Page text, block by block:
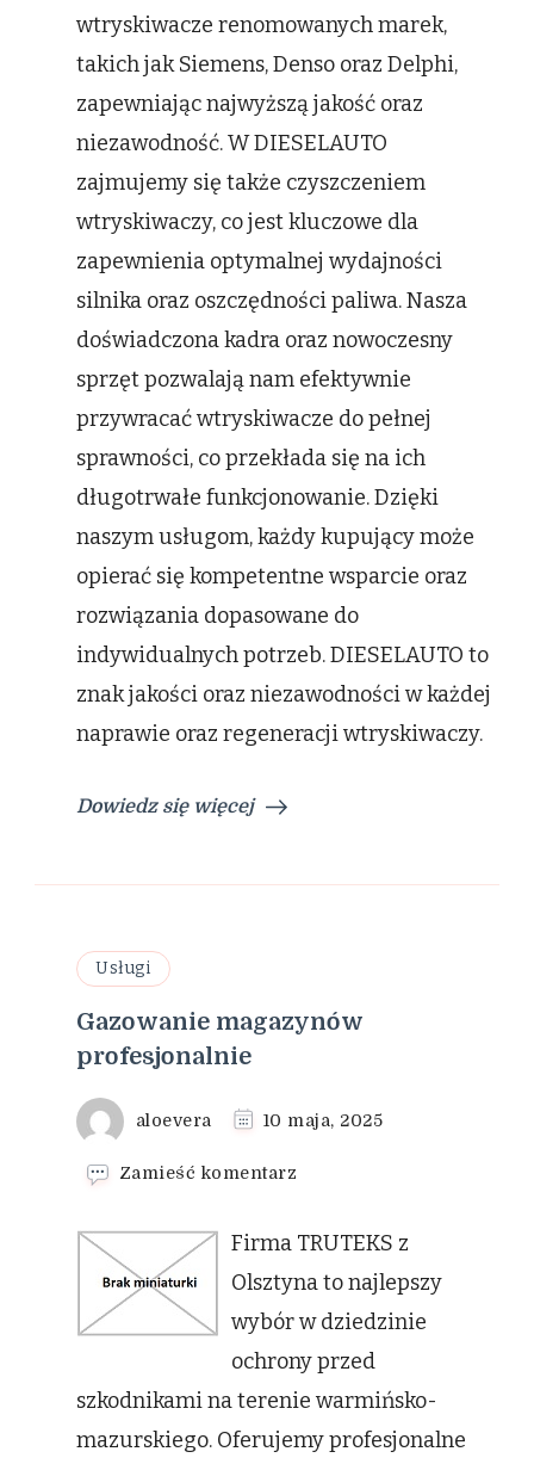
wtryskiwacze renomowanych marek,
takich jak Siemens, Denso oraz Delphi,
zapewniając najwyższą jakość oraz
niezawodność. W DIESELAUTO
zajmujemy się także czyszczeniem
wtryskiwaczy, co jest kluczowe dla
zapewnienia optymalnej wydajności
silnika oraz oszczędności paliwa. Nasza
doświadczona kadra oraz nowoczesny
sprzęt pozwalają nam efektywnie
przywracać wtryskiwacze do pełnej
sprawności, co przekłada się na ich
długotrwałe funkcjonowanie. Dzięki
naszym usługom, każdy kupujący może
opierać się kompetentne wsparcie oraz
rozwiązania dopasowane do
indywidualnych potrzeb. DIESELAUTO to
znak jakości oraz niezawodności w każdej
naprawie oraz regeneracji wtryskiwaczy.
Dowiedz się więcej
Usługi
Gazowanie magazynów
profesjonalnie
aloevera 10 maja, 2025
Zamieść komentarz
magazynów
profesjonalnie
Firma TRUTEKS z
Olsztyna to najlepszy
wybór w dziedzinie
ochrony przed
szkodnikami na terenie warmińsko-
mazurskiego. Oferujemy profesjonalne